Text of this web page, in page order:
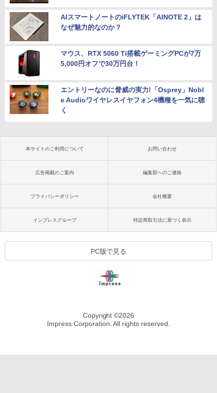
AIスマートノートのiFLYTEK「AINOTE 2」は
なぜ魅力的なのか？
マウス、RTX 5060 Ti搭載ゲーミングPCが7万
5,000円オフで30万円台！
エントリーなのに脅威の実力!「Osprey」Nobl
e Audioワイヤレスイヤフォン4機種を一気に聴
く
本サイトのご利用について お問い合わせ
広告掲載のご案内 編集部へのご連絡
プライバシーポリシー 会社概要
インプレスグループ 特定商取引法に基づく表示
PC版で見る
Copyright ©2026
Impress Corporation. All rights reserved.